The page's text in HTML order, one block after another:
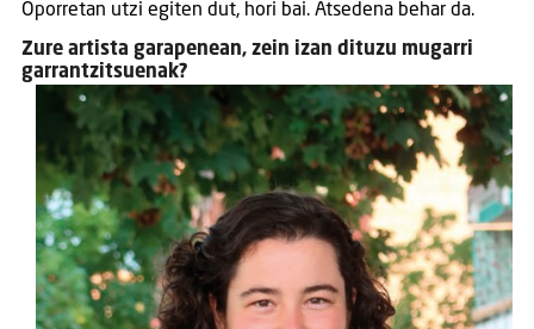
Oporretan utzi egiten dut, hori bai. Atsedena behar da.
Zure artista garapenean, zein izan dituzu mugarri
garrantzitsuenak?